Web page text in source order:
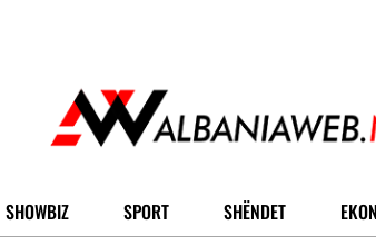
SHOWBIZ SPORT SHËNDET